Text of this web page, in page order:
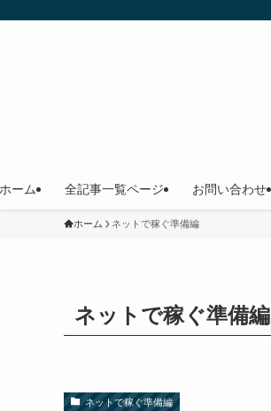
ホーム 全記事一覧ページ お問い合わせ
ホーム ネットで稼ぐ準備編
ネットで稼ぐ準備編
ネットで稼ぐ準備編